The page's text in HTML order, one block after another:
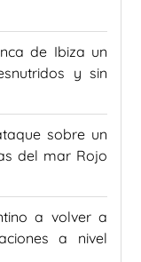
de Ibiza un
y sin
sobre un
del mar Rojo
a volver a
a nivel